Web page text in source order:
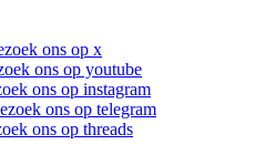
ons op x
ons op youtube
ons op instagram
ons op telegram
ons op threads